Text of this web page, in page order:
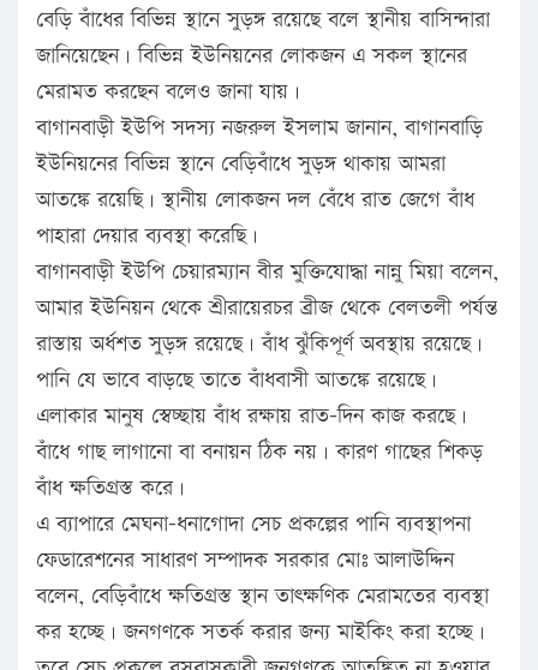
বেড়ি বাঁধের বিভিন্ন স্থানে সুড়ঙ্গ রয়েছে বলে স্থানীয় বাসিন্দারা
জানিয়েছেন। বিভিন্ন ইউনিয়নের লোকজন এ সকল স্থানের
মেরামত করছেন বলেও জানা যায়।
বাগানবাড়ী ইউপি সদস্য নজরুল ইসলাম জানান, বাগানবাড়ি
ইউনিয়নের বিভিন্ন স্থানে বেড়িবাঁধে সুড়ঙ্গ থাকায় আমরা
আতঙ্কে রয়েছি। স্থানীয় লোকজন দল বেঁধে রাত জেগে বাঁধ
পাহারা দেয়ার ব্যবস্থা করেছি।
বাগানবাড়ী ইউপি চেয়ারম্যান বীর মুক্তিযোদ্ধা নান্নু মিয়া বলেন,
আমার ইউনিয়ন থেকে শ্রীরায়েরচর ব্রীজ থেকে বেলতলী পর্যন্ত
রাস্তায় অর্ধশত সুড়ঙ্গ রয়েছে। বাঁধ ঝুঁকিপূর্ণ অবস্থায় রয়েছে।
পানি যে ভাবে বাড়ছে তাতে বাঁধবাসী আতঙ্কে রয়েছে।
এলাকার মানুষ স্বেচ্ছায় বাঁধ রক্ষায় রাত-দিন কাজ করছে।
বাঁধে গাছ লাগানো বা বনায়ন ঠিক নয়। কারণ গাছের শিকড়
বাঁধ ক্ষতিগ্রস্ত করে।
এ ব্যাপারে মেঘনা-ধনাগোদা সেচ প্রকল্পের পানি ব্যবস্থাপনা
ফেডারেশনের সাধারণ সম্পাদক সরকার মোঃ আলাউদ্দিন
বলেন, বেড়িবাঁধে ক্ষতিগ্রস্ত স্থান তাৎক্ষণিক মেরামতের ব্যবস্থা
কর হচ্ছে। জনগণকে সতর্ক করার জন্য মাইকিং করা হচ্ছে।